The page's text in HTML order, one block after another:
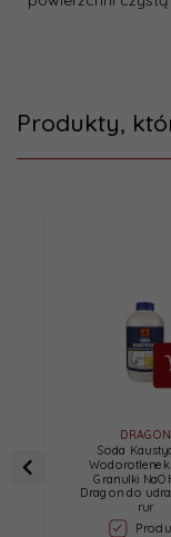
Produkty,
DRAGON
Soda
Wodorotlenek
Granulki
Dragon do
rur